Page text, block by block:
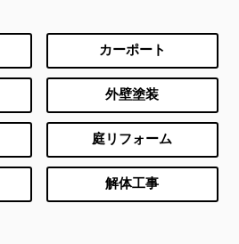
カーポート
外壁塗装
庭リフォーム
解体工事